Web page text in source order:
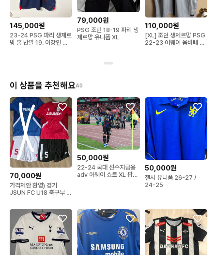
145,000원
23-24 PSG 파리 생제르
망 홈 반팔 19. 이강인 축
79,000원
PSG 조던 18-19 파리 생
제르망 유니폼 XL
110,000원
[XL] 조던 생제르망 PSG
22-23 어웨이 음바페 유
이 상품을 추천해요AD
70,000원
가격제안 환영) 경기
JSUN FC U18 축구부 유
50,000원
22-24 국대 선수지급용
adv 어웨이 쇼트 XL 팝니
50,000원
첼시 유니폼 26-27 /
24-25